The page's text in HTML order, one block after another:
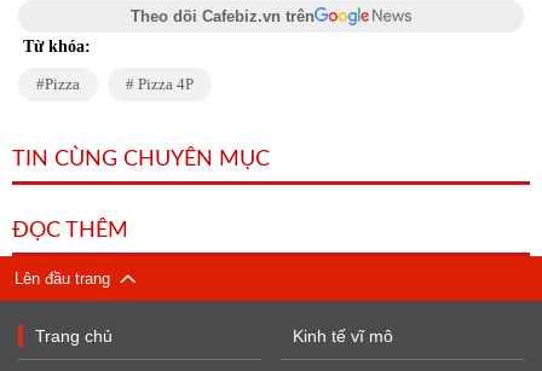
Theo dõi Cafebiz.vn trên
Từ khóa:
Pizza Pizza 4P
TIN CÙNG CHUYÊN MỤC
ĐỌC THÊM
Lên đầu trang
Trang chủ Kinh tế vĩ mô